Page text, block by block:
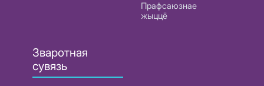
Прафсаюзнае
жыццё
Зваротная
сувязь